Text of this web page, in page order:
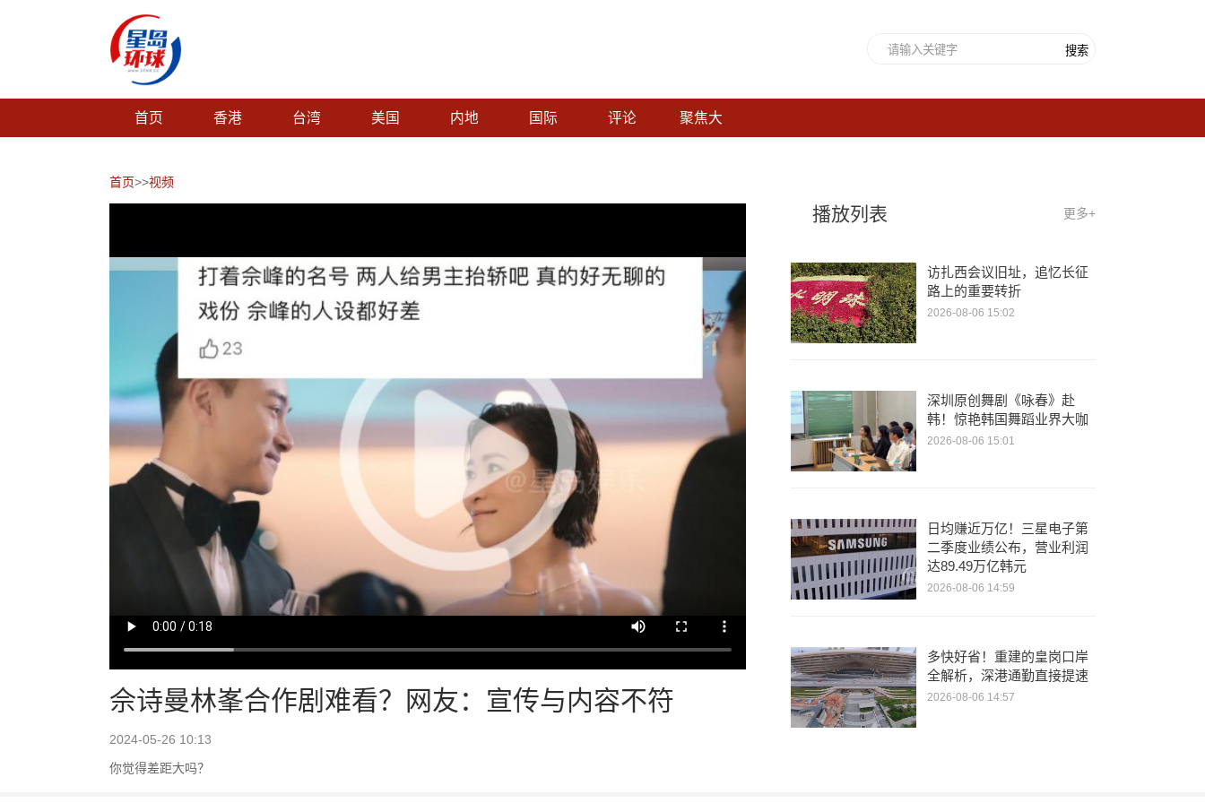
搜索
首页 香港 台湾 美国 内地 国际 评论 聚焦大
首页>>视频
佘诗曼林峯合作剧难看？网友：宣传与内容不符
2024-05-26 10:13
你觉得差距大吗？
播放列表 更多+
访扎西会议旧址，追忆长征
路上的重要转折
2026-08-06 15:02
深圳原创舞剧《咏春》赴
韩！惊艳韩国舞蹈业界大咖
2026-08-06 15:01
日均赚近万亿！三星电子第
二季度业绩公布，营业利润
达89.49万亿韩元
2026-08-06 14:59
多快好省！重建的皇岗口岸
全解析，深港通勤直接提速
2026-08-06 14:57